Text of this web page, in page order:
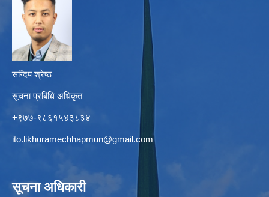
सन्दिप श्रेष्ठ
सूचना प्रबिधि अधिकृत
+९७७-९८६१५४३८३४
ito.likhuramechhapmun@gmail.com
सूचना अधिकारी